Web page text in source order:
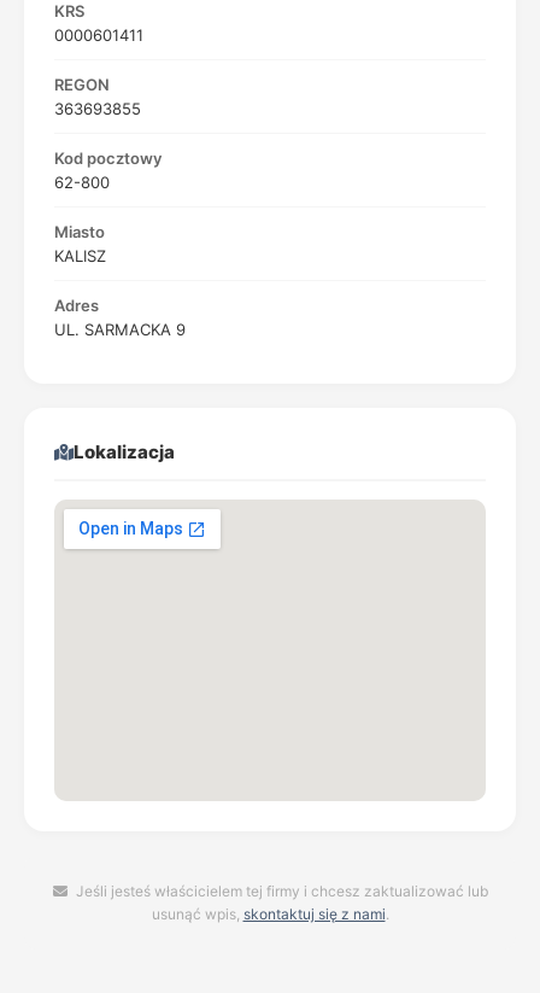
KRS
0000601411
REGON
363693855
Kod pocztowy
62-800
Miasto
KALISZ
Adres
UL. SARMACKA 9
Lokalizacja
Jeśli jesteś właścicielem tej firmy i chcesz zaktualizować lub
usunąć wpis, skontaktuj się z nami.